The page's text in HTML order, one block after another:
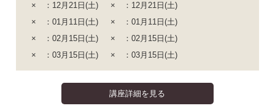
× ：12月21日(土)
× ：12月21日(土)
× ：01月11日(土)
× ：01月11日(土)
× ：02月15日(土)
× ：02月15日(土)
× ：03月15日(土)
× ：03月15日(土)
講座詳細を見る